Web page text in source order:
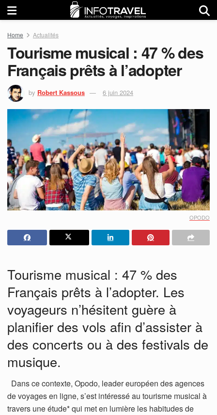
Home Actualités
Tourisme musical : 47 % des
Français prêts à l’adopter
by Robert Kassous 6 juin 2024
OPODO
Tourisme musical : 47 % des
Français prêts à l’adopter. Les
voyageurs n’hésitent guère à
planifier des vols afin d’assister à
des concerts ou à des festivals de
musique.
Dans ce contexte, Opodo, leader européen des agences
de voyages en ligne, s’est intéressé au tourisme musical à
travers une étude* qui met en lumière les habitudes de